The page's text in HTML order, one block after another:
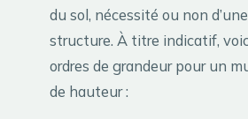
du sol, nécessité ou non
structure. À titre indicatif,
ordres de grandeur pour un
de hauteur :